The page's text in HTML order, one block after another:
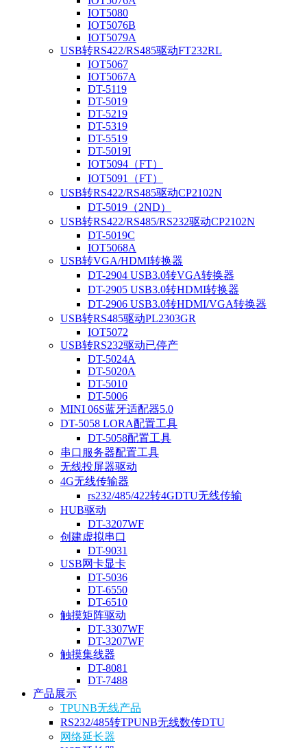
IOT5080
IOT5076B
IOT5079A
USB转RS422/RS485驱动FT232RL
IOT5067
IOT5067A
DT-5119
DT-5019
DT-5219
DT-5319
DT-5519
DT-5019I
IOT5094（FT）
IOT5091（FT）
USB转RS422/RS485驱动CP2102N
DT-5019（2ND）
USB转RS422/RS485/RS232驱动CP2102N
DT-5019C
IOT5068A
USB转VGA/HDMI转换器
DT-2904 USB3.0转VGA转换器
DT-2905 USB3.0转HDMI转换器
DT-2906 USB3.0转HDMI/VGA转换器
USB转RS485驱动PL2303GR
IOT5072
USB转RS232驱动已停产
DT-5024A
DT-5020A
DT-5010
DT-5006
MINI 06S蓝牙适配器5.0
DT-5058 LORA配置工具
DT-5058配置工具
串口服务器配置工具
无线投屏器驱动
4G无线传输器
rs232/485/422转4GDTU无线传输
HUB驱动
DT-3207WF
创建虚拟串口
DT-9031
USB网卡显卡
DT-5036
DT-6550
DT-6510
触摸矩阵驱动
DT-3307WF
DT-3207WF
触摸集线器
DT-8081
DT-7488
产品展示
TPUNB无线产品
RS232/485转TPUNB无线数传DTU
网络延长器